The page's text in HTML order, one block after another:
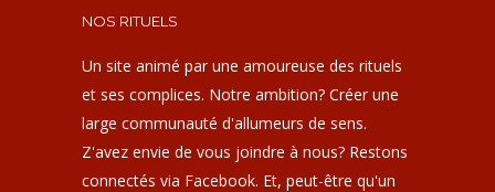
NOS RITUELS
Un site animé par une amoureuse des rituels
et ses complices. Notre ambition? Créer une
large communauté d'allumeurs de sens.
Z'avez envie de vous joindre à nous? Restons
connectés via Facebook. Et, peut-être qu'un